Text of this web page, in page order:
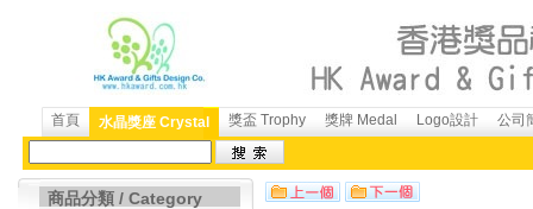
首頁 水晶獎座 Crystal 獎盃 Trophy 獎牌 Medal Logo設計 公司
商品分類 / Category